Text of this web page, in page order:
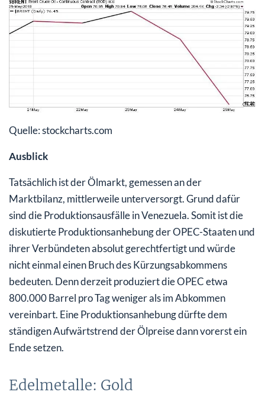
Quelle: stockcharts.com
Ausblick
Tatsächlich ist der Ölmarkt, gemessen an der
Marktbilanz, mittlerweile unterversorgt. Grund dafür
sind die Produktionsausfälle in Venezuela. Somit ist die
diskutierte Produktionsanhebung der OPEC-Staaten und
ihrer Verbündeten absolut gerechtfertigt und würde
nicht einmal einen Bruch des Kürzungsabkommens
bedeuten. Denn derzeit produziert die OPEC etwa
800.000 Barrel pro Tag weniger als im Abkommen
vereinbart. Eine Produktionsanhebung dürfte dem
ständigen Aufwärtstrend der Ölpreise dann vorerst ein
Ende setzen.
Edelmetalle: Gold